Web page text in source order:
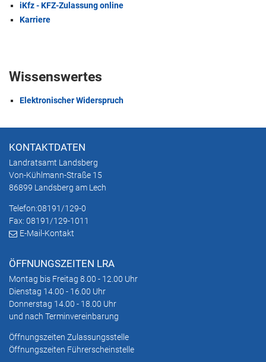
iKfz - KFZ-Zulassung online
Karriere
Wissenswertes
Elektronischer Widerspruch
KONTAKTDATEN
Landratsamt Landsberg
Von-Kühlmann-Straße 15
86899 Landsberg am Lech
Telefon:08191/129-0
Fax: 08191/129-1011
E-Mail-Kontakt
ÖFFNUNGSZEITEN LRA
Montag bis Freitag 8.00 - 12.00 Uhr
Dienstag 14.00 - 16.00 Uhr
Donnerstag 14.00 - 18.00 Uhr
und nach Terminvereinbarung
Öffnungszeiten Zulassungsstelle
Öffnungszeiten Führerscheinstelle